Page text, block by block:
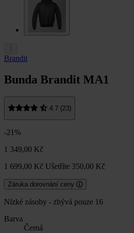
Brandit
Bunda Brandit MA1
4.7 (23)
-21%
1 349,00 Kč
1 699,00 Kč Ušetříte 350,00 Kč
Záruka dorovnání ceny
Nízké zásoby - zbývá pouze 16
Barva
Černá